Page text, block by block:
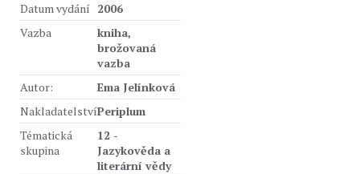
Datum vydání 2006
Vazba
kniha,
brožovaná
vazba
Autor:
Ema Jelínková
NakladatelstvíPeriplum
Tématická
skupina
12 -
Jazykověda a
literární vědy